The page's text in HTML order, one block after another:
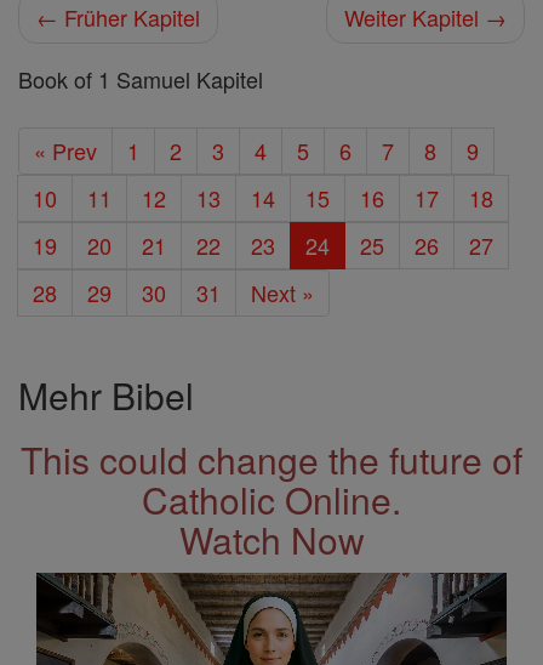
← Früher Kapitel
Weiter Kapitel →
Book of 1 Samuel Kapitel
« Prev 1 2 3 4 5 6 7 8
9
10
11 12 13 14 15 16 17
18
19
20 21 22 23 24 25 26
27
28
29 30 31 Next »
Mehr Bibel
This could change the future of
Catholic Online.
Watch Now